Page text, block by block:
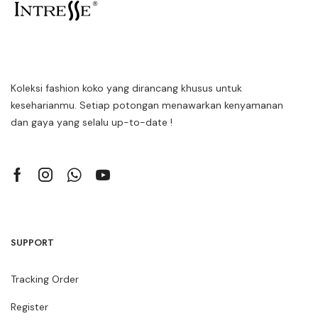
Koleksi fashion koko yang dirancang khusus untuk
keseharianmu. Setiap potongan menawarkan kenyamanan
dan gaya yang selalu up-to-date !
SUPPORT
Tracking Order
Register